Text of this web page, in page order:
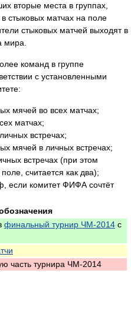
вторые места в группах,
стыковых матчах на поле
стыковых матчей выходят в
мира.
команд в группе
с установленными
мячей во всех матчах;
матчах;
встречах;
мячей в личных встречах;
встречах (при этом
считается как два);
если комитет ФИФА сочтёт
финальный турнир ЧМ-2014 с
часть турнира ЧМ-2014